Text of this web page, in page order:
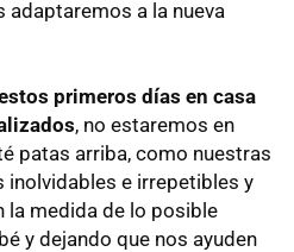
a la nueva
primeros días en casa
, no estaremos en
patas arriba, como nuestras
inolvidables e irrepetibles y
la medida de lo posible
y dejando que nos ayuden